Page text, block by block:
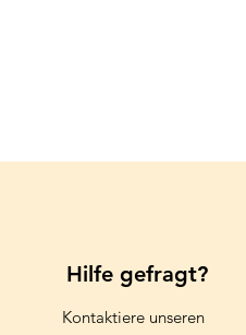
Hilfe gefragt?
Kontaktiere unseren